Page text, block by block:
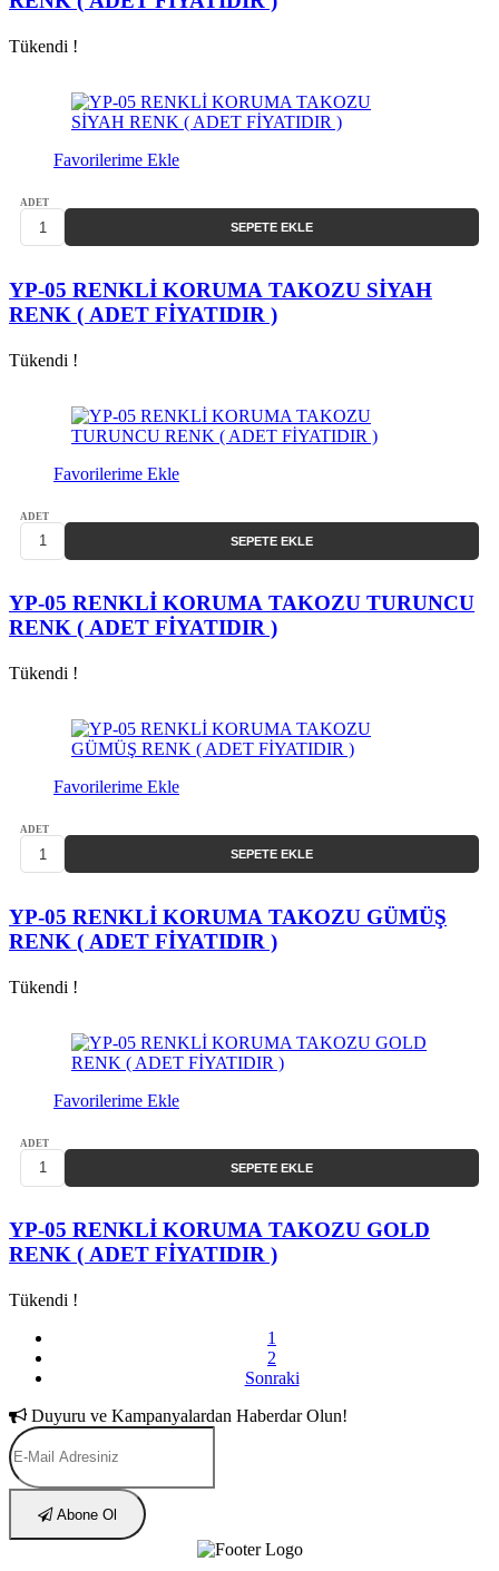
Tükendi !
Favorilerime Ekle
ADET
SEPETE EKLE
YP-05 RENKLİ KORUMA TAKOZU SİYAH
RENK ( ADET FİYATIDIR )
Tükendi !
Favorilerime Ekle
ADET
SEPETE EKLE
YP-05 RENKLİ KORUMA TAKOZU TURUNCU
RENK ( ADET FİYATIDIR )
Tükendi !
Favorilerime Ekle
ADET
SEPETE EKLE
YP-05 RENKLİ KORUMA TAKOZU GÜMÜŞ
RENK ( ADET FİYATIDIR )
Tükendi !
Favorilerime Ekle
ADET
SEPETE EKLE
YP-05 RENKLİ KORUMA TAKOZU GOLD
RENK ( ADET FİYATIDIR )
Tükendi !
1
2
Sonraki
Duyuru ve Kampanyalardan Haberdar Olun!
Abone Ol